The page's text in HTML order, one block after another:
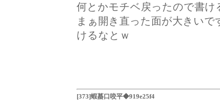
何とかモチベ戻ったので書
まぁ開き直った面が大きい
けるなとｗ
[373]蝦蟇口咬平◆919e25f4